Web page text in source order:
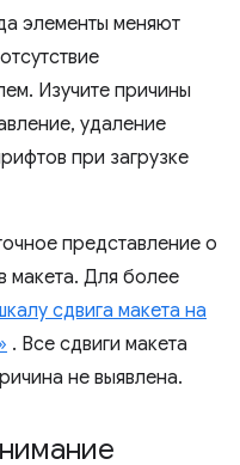
элементы меняют
Изучите причины
удаление
при загрузке
представление о
макета. Для более
сдвига макета на
. Все сдвиги макета
не выявлена.